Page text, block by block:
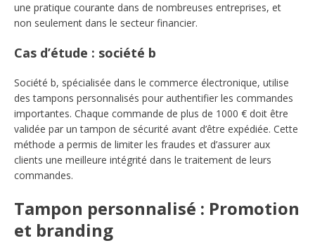
une pratique courante dans de nombreuses entreprises, et
non seulement dans le secteur financier.
Cas d’étude : société b
Société b, spécialisée dans le commerce électronique, utilise
des tampons personnalisés pour authentifier les commandes
importantes. Chaque commande de plus de 1000 € doit être
validée par un tampon de sécurité avant d’être expédiée. Cette
méthode a permis de limiter les fraudes et d’assurer aux
clients une meilleure intégrité dans le traitement de leurs
commandes.
Tampon personnalisé : Promotion
et branding